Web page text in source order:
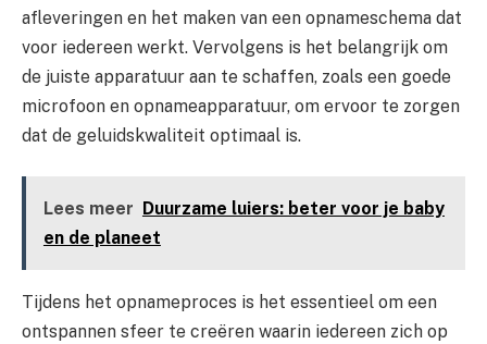
afleveringen en het maken van een opnameschema dat
voor iedereen werkt. Vervolgens is het belangrijk om
de juiste apparatuur aan te schaffen, zoals een goede
microfoon en opnameapparatuur, om ervoor te zorgen
dat de geluidskwaliteit optimaal is.
Lees meer
Duurzame luiers: beter voor je baby
en de planeet
Tijdens het opnameproces is het essentieel om een
ontspannen sfeer te creëren waarin iedereen zich op